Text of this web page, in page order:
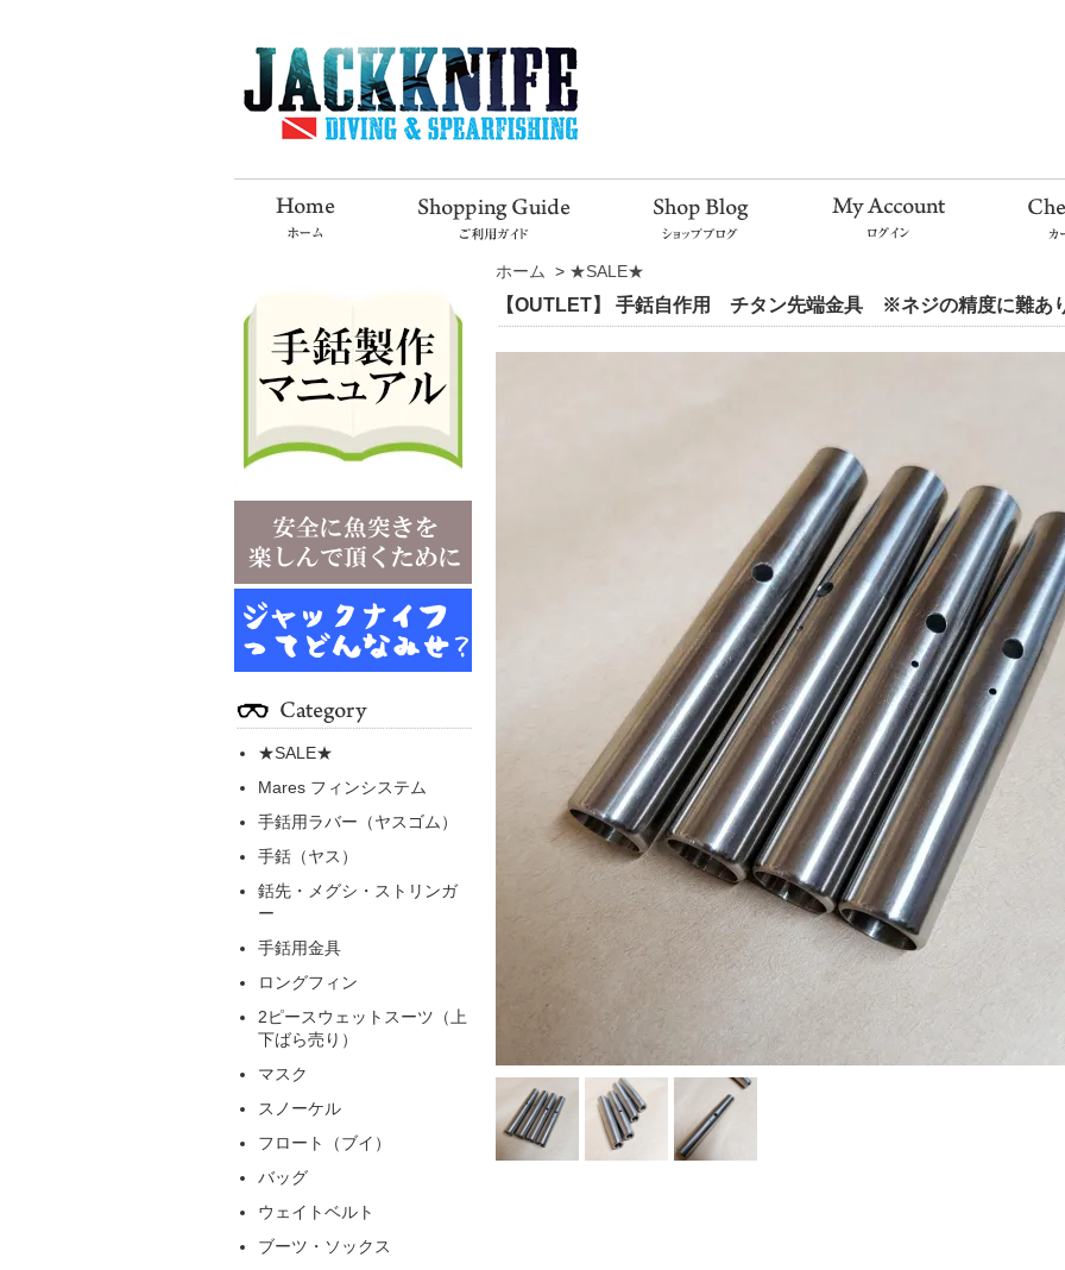
ホーム > ★SALE★
【OUTLET】 手銛自作用 チタン先端金具 ※ネジの精度に難あ
★SALE★
Mares フィンシステム
手銛用ラバー（ヤスゴム）
手銛（ヤス）
銛先・メグシ・ストリンガ
ー
手銛用金具
ロングフィン
2ピースウェットスーツ（上
下ばら売り）
マスク
スノーケル
フロート（ブイ）
バッグ
ウェイトベルト
ブーツ・ソックス